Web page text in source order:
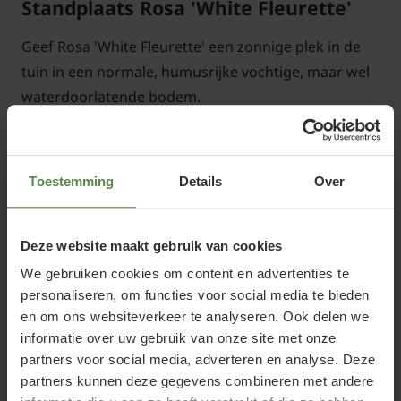
Toestemming Details Over
Deze website maakt gebruik van cookies
We gebruiken cookies om content en advertenties te
personaliseren, om functies voor social media te bieden
en om ons websiteverkeer te analyseren. Ook delen we
informatie over uw gebruik van onze site met onze
partners voor social media, adverteren en analyse. Deze
partners kunnen deze gegevens combineren met andere
Standplaats Rosa 'White Fleurette'
Geef Rosa 'White Fleurette' een zonnige plek in de
tuin in een normale, humusrijke vochtige, maar wel
waterdoorlatende bodem.
Rosa 'White Fleurette' snoeien en
onderhouden
In de groeiperiode Rosa 'White Fleurette' regelmatig
bijmesten, zodat er steeds nieuwe bloemen kunnen
worden aangemaakt. Knip voor de winter de
uitgebloeide bloemen weg. Eind maart terugsnoeien
op ongeveer 25 cm boven het tweede oog en wilde
Lees meer